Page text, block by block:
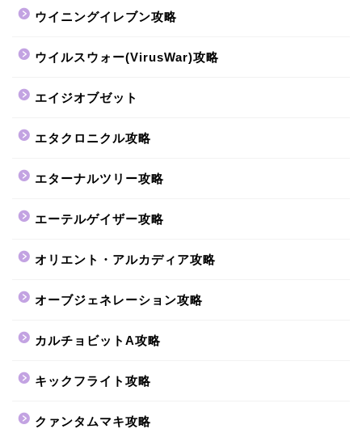
ウイニングイレブン攻略
ウイルスウォー(VirusWar)攻略
エイジオブゼット
エタクロニクル攻略
エターナルツリー攻略
エーテルゲイザー攻略
オリエント・アルカディア攻略
オーブジェネレーション攻略
カルチョビットA攻略
キックフライト攻略
クァンタムマキ攻略